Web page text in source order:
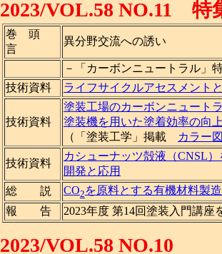
2023/VOL.58 NO.11
巻 頭
言
異分野交流への誘い
－「カーボンニュートラル」
技術資料
ライフサイクルアセスメント
技術資料
塗装工場のカーボンニュート
塗装機を用いた塗着効率の向
（「塗装工学」掲載
カラー
技術資料
カシューナッツ殻液（CNSL
開発と応用
総 説
CO2 を原料とする有機材料製
報 告
2023年度 第14回塗装入門講座
2023/VOL.58 NO.10